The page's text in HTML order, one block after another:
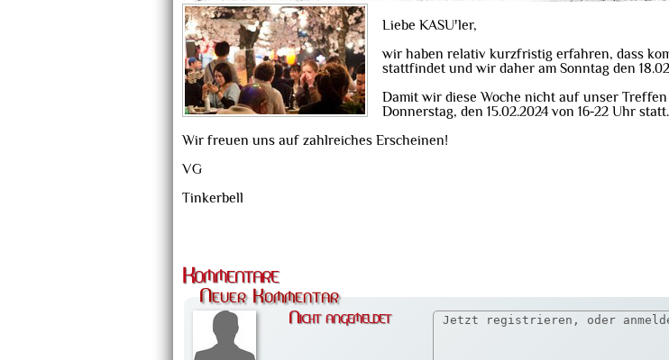
Liebe KASU'ler,
wir haben relativ kurzfristig erfahren, dass
stattfindet und wir daher am Sonntag den
Damit wir diese Woche nicht auf unser
Donnerstag, den 15.02.2024 von 16-22 Uhr statt.
Wir freuen uns auf zahlreiches Erscheinen!
VG
Tinkerbell
Kommentare
Neuer Kommentar
Nicht angemeldet